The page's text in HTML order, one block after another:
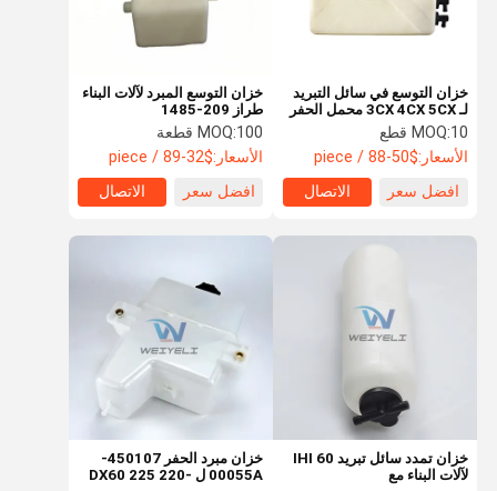
منزل أشرطة فيديو حول بنا
خزان التوسع في سائل التبريد
لـ 3CX 4CX 5CX محمل الحفر
التوسع في مشعّل المحمل
MOQ:10 قطع
الأسعار:$50-88 / piece
افضل سعر
الاتصال
خزان التوسع المبرد لآلات البناء
طراز 209-1485
MOQ:100 قطعة
الأسعار:$32-89 / piece
افضل سعر
الاتصال
خزان تمدد سائل تبريد IHI 60
لآلات البناء مع
خزان مبرد الحفر 450107-
00055A ل DX60 225 220-